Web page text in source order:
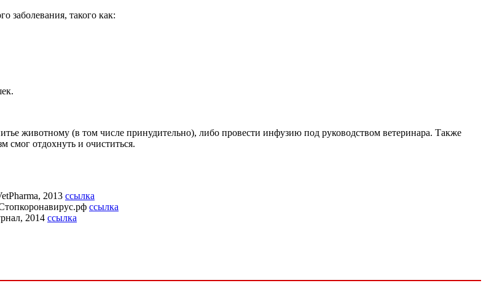
заболевания, такого как:
животному (в том числе принудительно), либо провести инфузию под руководством ветеринара. Также
смог отдохнуть и очиститься.
2013 ссылка
ссылка
2014 ссылка